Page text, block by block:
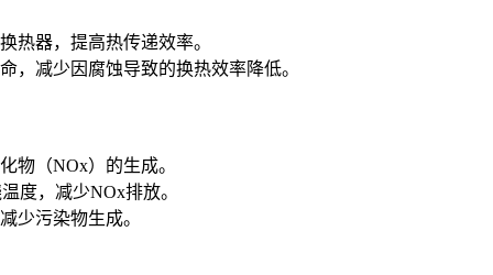
热器，提高热传递效率。
，减少因腐蚀导致的换热效率降低。
物（NOx）的生成。
度，减少NOx排放。
少污染物生成。